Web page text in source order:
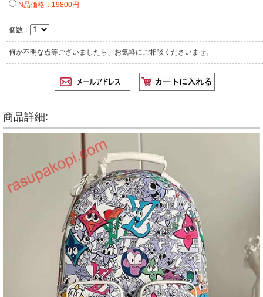
N品価格：19800円
個数：
何か不明な点等ございましたら、お気軽にご相談くださいませ。
商品詳細: